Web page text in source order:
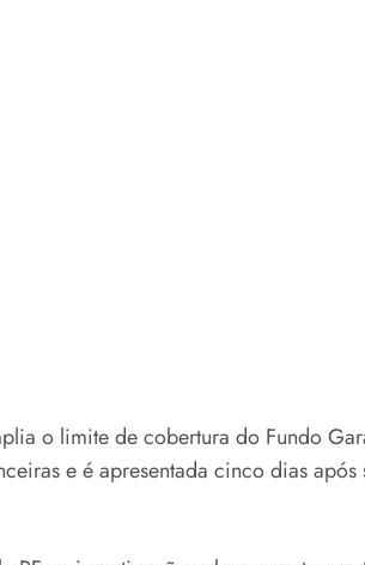
o limite de cobertura do Fundo
e é apresentada cinco dias